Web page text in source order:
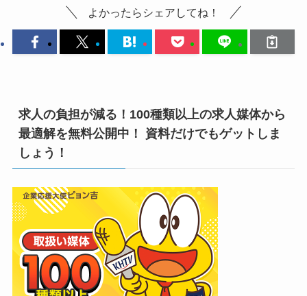
よかったらシェアしてね！
求人の負担が減る！100種類以上の求人媒体から
最適解を無料公開中！ 資料だけでもゲットしま
しょう！